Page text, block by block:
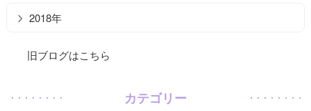
2018年
旧ブログはこちら
カテゴリー